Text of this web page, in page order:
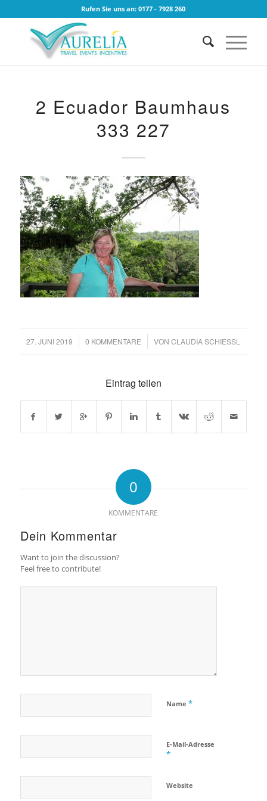
Rufen Sie uns an: 0177 - 7928 260
2 Ecuador Baumhaus
333 227
27. JUNI 2019
/ 0 KOMMENTARE
/ VONCLAUDIA SCHIESSL
Eintrag teilen
0
KOMMENTARE
Dein Kommentar
Want to join the discussion?
Feel free to contribute!
Name *
E-Mail-Adresse
*
Website